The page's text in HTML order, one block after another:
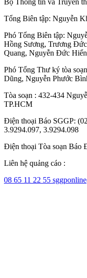
Bộ Thông tin và Truyền
Tổng Biên tập: Nguyễn
Phó Tổng Biên tập:
Hồng Sương, Trương
Quang, Nguyễn Đức Hiển
Phó Tổng Thư ký tòa
Dũng, Nguyễn Phước
Tòa soạn : 432-434
TP.HCM
Điện thoại Báo SGGP:
3.9294.097, 3.9294.098
Điện thoại Tòa soạn Báo
Liên hệ quảng cáo :
08 65 11 22 55